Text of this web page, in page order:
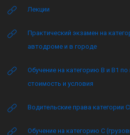
Лекции
Практический экзамен на
автодроме и в городе
Обучение на категорию B и B1
стоимость и условия
Водительские права категории
Обучение на категорию C